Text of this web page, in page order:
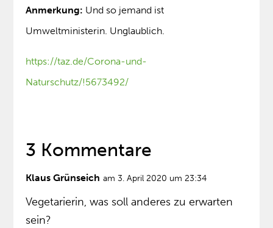
Anmerkung: Und so jemand ist
Umweltministerin. Unglaublich.
https://taz.de/Corona-und-
Naturschutz/!5673492/
3 Kommentare
Klaus Grünseich am 3. April 2020 um 23:34
Vegetarierin, was soll anderes zu erwarten
sein?